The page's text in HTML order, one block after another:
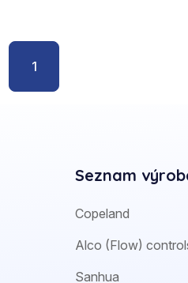
1
Seznam
Copeland
Alco (Flow)
Sanhua